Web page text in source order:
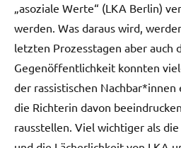
„asoziale Werte“ (LKA Berlin)
werden. Was daraus wird,
letzten Prozesstagen aber auch
Gegenöffentlichkeit konnten
der rassistischen
die Richterin davon
rausstellen. Viel wichtiger als